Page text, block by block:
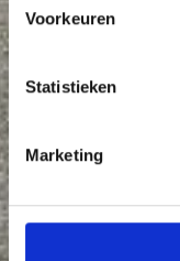
Voorkeuren
Statistieken
Marketing